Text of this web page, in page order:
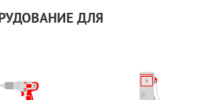
ДЛЯ